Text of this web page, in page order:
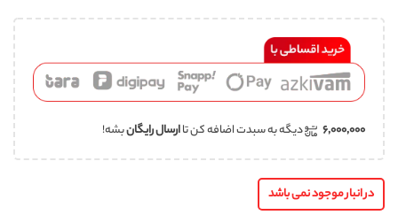
۶,۰۰۰,۰۰۰ دیگه به سبدت اضافه کن تاارسال رایگانبشه!
در انبار موجود نمی باشد